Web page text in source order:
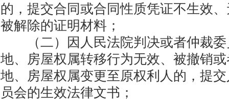
的，提交合同或合同性质凭证不生效
被解除的证明材料；
（二）因人民法院判决或者仲裁委
地、房屋权属转移行为无效、被撤销
地、房屋权属变更至原权利人的，提
员会的生效法律文书；